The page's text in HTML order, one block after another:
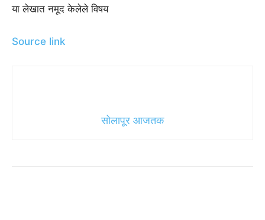
या लेखात नमूद केलेले विषय
Source link
सोलापूर आजतक